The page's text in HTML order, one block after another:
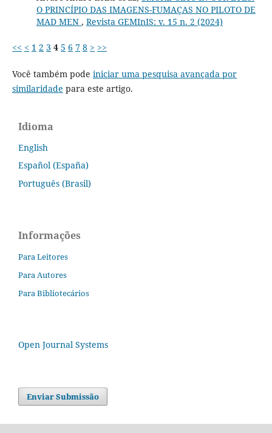
O PRINCÍPIO DAS IMAGENS-FUMAÇAS NO PILOTO DE
MAD MEN , Revista GEMInIS: v. 15 n. 2 (2024)
<< < 1 2 3 4 5 6 7 8 > >>
Você também pode iniciar uma pesquisa avançada por
similaridade para este artigo.
Idioma
English
Español (España)
Português (Brasil)
Informações
Para Leitores
Para Autores
Para Bibliotecários
Open Journal Systems
Enviar Submissão